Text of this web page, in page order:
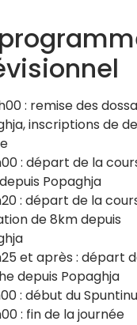
: remise des
inscriptions de
: départ de la
Popaghja
: départ de la
de 8km depuis
et après : départ
depuis Popaghja
: début du Spuntinu
: fin de la journée